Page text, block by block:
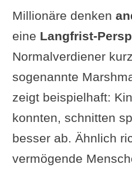
Millionäre denken
eine Langfrist-
Normalverdiener
sogenannte
zeigt beispielhaft:
konnten, schnitten
besser ab. Ähnlich
vermögende